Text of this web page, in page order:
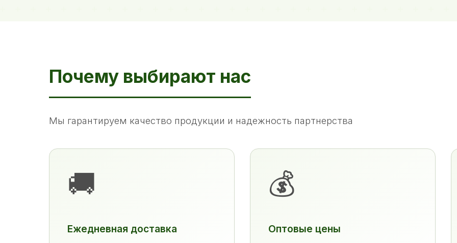
Почему выбирают нас
Мы гарантируем качество продукции и надежность партнерства
🚚
Ежедневная доставка
💰
Оптовые цены